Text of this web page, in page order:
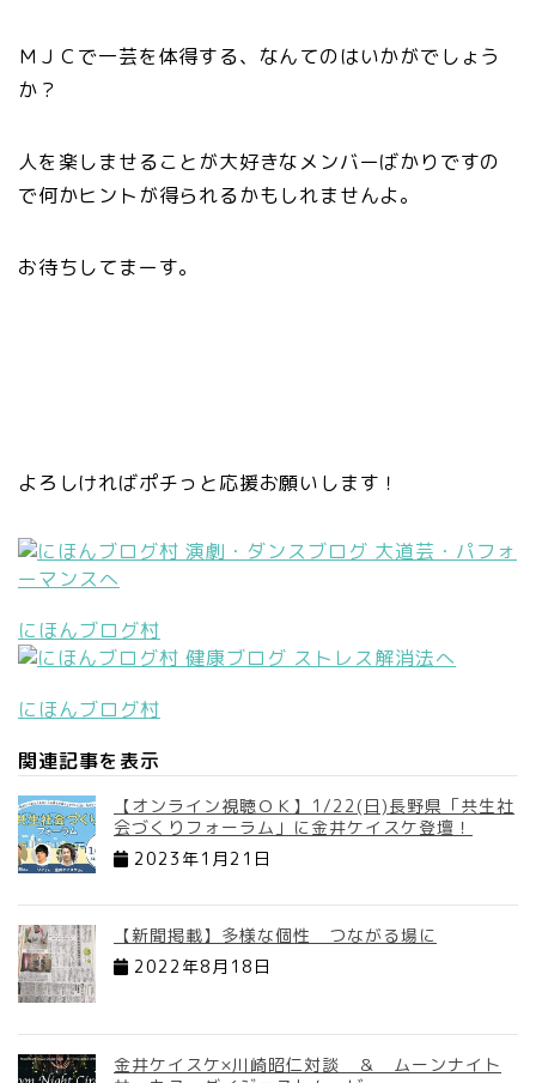
ＭＪＣで一芸を体得する、なんてのはいかがでしょう
か？
人を楽しませることが大好きなメンバーばかりですの
で何かヒントが得られるかもしれませんよ。
お待ちしてまーす。
よろしければポチっと応援お願いします！
にほんブログ村
にほんブログ村
関連記事を表示
【オンライン視聴ＯＫ】1/22(日)長野県「共生社
会づくりフォーラム」に金井ケイスケ登壇！
2023年1月21日
【新聞掲載】多様な個性 つながる場に
2022年8月18日
金井ケイスケ×川崎昭仁対談 ＆ ムーンナイト